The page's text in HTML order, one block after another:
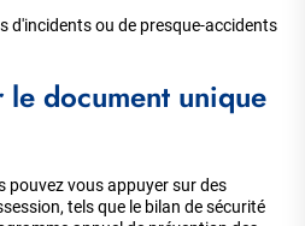
d'incidents ou de presque-accidents
document unique
pouvez vous appuyer sur des
tels que le bilan de sécurité